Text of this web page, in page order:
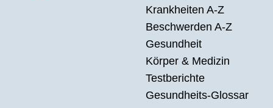
Krankheiten A-Z
Beschwerden A-Z
Gesundheit
Körper & Medizin
Testberichte
Gesundheits-Glossar